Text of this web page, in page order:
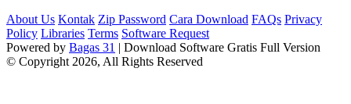
About Us Kontak Zip Password Cara Download FAQs Privacy
Policy Libraries Terms Software Request
Powered by Bagas 31 | Download Software Gratis Full Version
© Copyright 2026, All Rights Reserved